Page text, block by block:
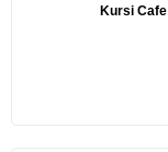
Kursi